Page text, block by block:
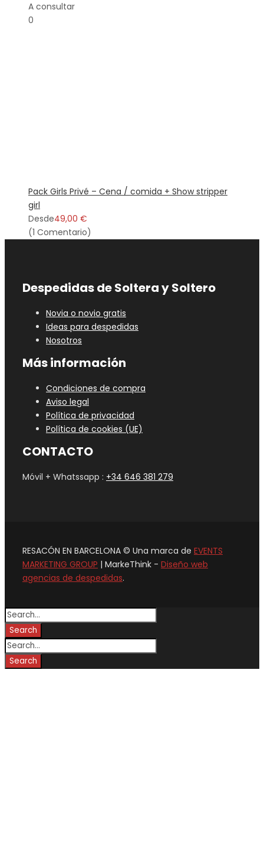
A consultar
0
Pack Girls Privé – Cena / comida + Show stripper
girl
Desde49,00 €
(1 Comentario)
Despedidas de Soltera y Soltero
Novia o novio gratis
Ideas para despedidas
Nosotros
Más información
Condiciones de compra
Aviso legal
Política de privacidad
Política de cookies (UE)
CONTACTO
Móvil + Whatssapp : +34 646 381 279
RESACÓN EN BARCELONA © Una marca de EVENTS
MARKETING GROUP | MarkeThink - Diseño web
agencias de despedidas.